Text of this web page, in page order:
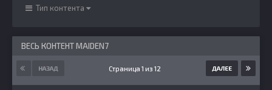
Тип контента
ВЕСЬ КОНТЕНТ MAIDEN7
НАЗАД ДАЛЕЕ
Страница 1 из 12